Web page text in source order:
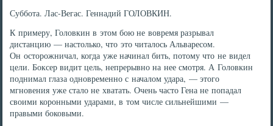
Суббота. Лас-Вегас. Геннадий ГОЛОВКИН.
К примеру, Головкин в этом бою не вовремя разрывал
дистанцию — настолько, что это читалось Альваресом.
Он осторожничал, когда уже начинал бить, потому что не видел
цели. Боксер видит цель, непрерывно на нее смотря. А Головкин
поднимал глаза одновременно с началом удара, — этого
мгновения уже стало не хватать. Очень часто Гена не попадал
своими коронными ударами, в том числе сильнейшими —
правыми боковыми.